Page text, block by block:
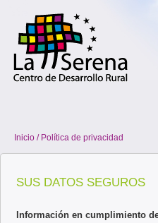
Inicio / Política de privacidad
SUS DATOS SEGUROS
Información en cumplimiento